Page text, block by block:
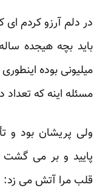
در دلم آرزو کردم
باید بچه هیجده
میلیونی بوده
مسئله اینه که
ولی پریشان بود و
پایید و بر می گشت
قلب مرا آتش می زد: